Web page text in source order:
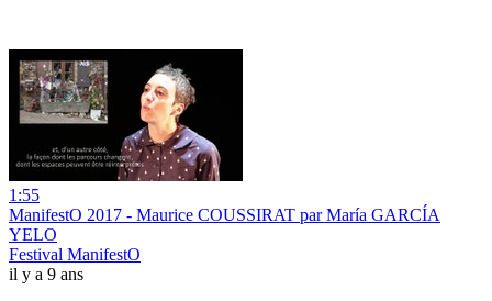
1:55
ManifestO 2017 - Maurice COUSSIRAT par María GARCÍA
YELO
Festival ManifestO
il y a 9 ans